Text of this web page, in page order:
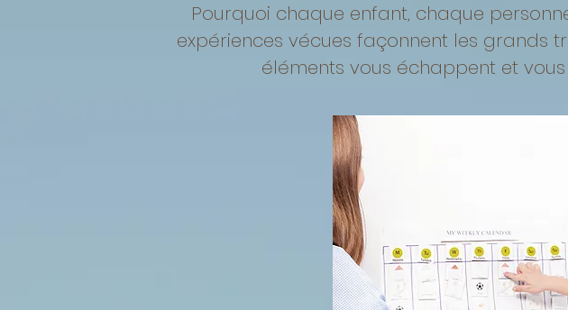
Pourquoi chaque enfant, chaque
expériences vécues façonnent les grands
éléments vous échappent et